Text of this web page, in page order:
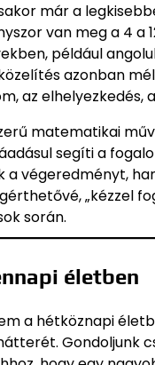
már a
van meg a 4 a
például
azonban
az elhelyezkedés,
matematikai
segíti a
a végeredményt,
„kézzel
során.
életben
a hétköznapi
Gondoljunk